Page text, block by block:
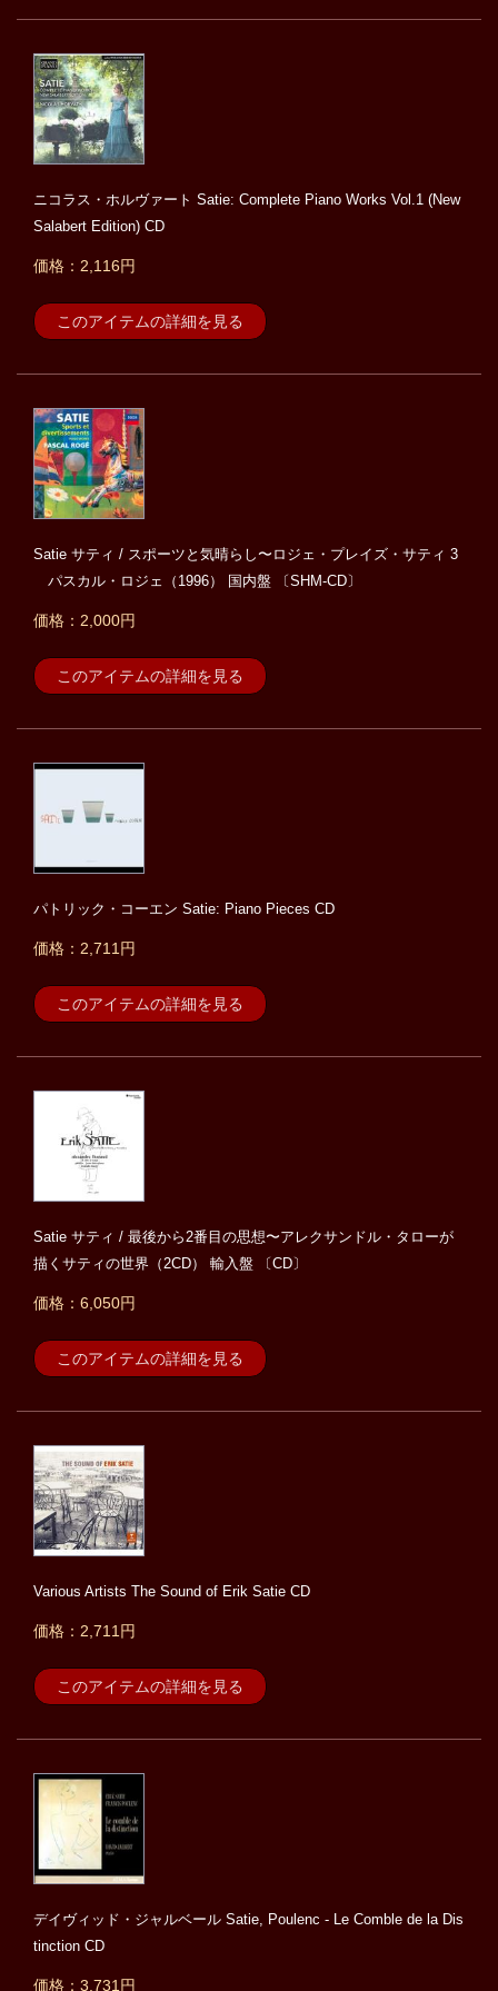
ニコラス・ホルヴァート Satie: Complete Piano Works Vol.1 (New
Salabert Edition) CD
価格：2,116円
このアイテムの詳細を見る
Satie サティ / スポーツと気晴らし〜ロジェ・プレイズ・サティ 3
パスカル・ロジェ（1996） 国内盤 〔SHM-CD〕
価格：2,000円
このアイテムの詳細を見る
パトリック・コーエン Satie: Piano Pieces CD
価格：2,711円
このアイテムの詳細を見る
Satie サティ / 最後から2番目の思想〜アレクサンドル・タローが
描くサティの世界（2CD） 輸入盤 〔CD〕
価格：6,050円
このアイテムの詳細を見る
Various Artists The Sound of Erik Satie CD
価格：2,711円
このアイテムの詳細を見る
デイヴィッド・ジャルベール Satie, Poulenc - Le Comble de la Dis
tinction CD
価格：3,731円